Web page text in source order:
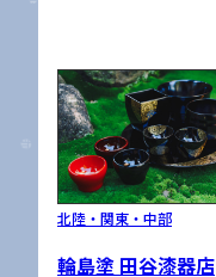
北陸・関東・中部
輪島塗 田谷漆器店